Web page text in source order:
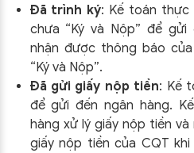
Đã trình ký: Kế toán thực
chưa “Ký và Nộp” để
nhận được thông báo
“Ký và Nộp”.
Đã gửi giấy nộp tiền: Kế
để gửi đến ngân hàng.
hàng xử lý giấy nộp tiền
giấy nộp tiền của CQT